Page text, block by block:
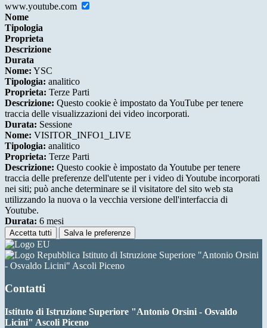
www.youtube.com
Nome
Tipologia
Proprieta
Descrizione
Durata
Nome: YSC
Tipologia: analitico
Proprieta: Terze Parti
Descrizione: Questo cookie è impostato da YouTube per tenere
traccia delle visualizzazioni dei video incorporati.
Durata: Sessione
Nome: VISITOR_INFO1_LIVE
Tipologia: analitico
Proprieta: Terze Parti
Descrizione: Questo cookie è impostato da Youtube per tenere
traccia delle preferenze dell'utente per i video di Youtube incorporati
nei siti; può anche determinare se il visitatore del sito web sta
utilizzando la nuova o la vecchia versione dell'interfaccia di
Youtube.
Durata: 6 mesi
Accetta tutti Salva le preferenze
Istituto di Istruzione Superiore "Antonio Orsini
- Osvaldo Licini" Ascoli Piceno
Contatti
Istituto di Istruzione Superiore "Antonio Orsini - Osvaldo
Licini" Ascoli Piceno